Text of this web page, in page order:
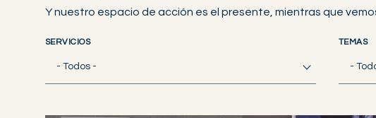
Y nuestro espacio de acción es el presente, mientras que
SERVICIOS
- Todos -
TEMAS
-